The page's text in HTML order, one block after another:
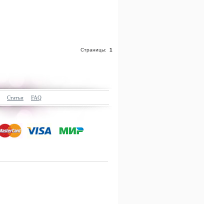
Страницы: 1
Статьи FAQ